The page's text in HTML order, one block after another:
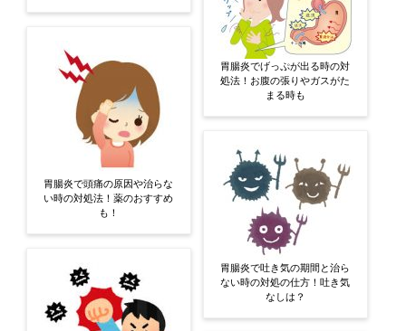
胃腸炎で頭痛の原因や治らな
い時の対処法！薬のおすすめ
も！
胃腸炎でげっぷが出る時の対
処法！お腹の張りやガスがた
まる時も
胃腸炎で吐き気の期間と治ら
ない時の対処の仕方！吐き気
なしは？